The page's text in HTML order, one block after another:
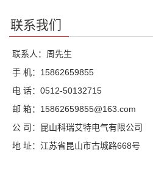
联系我们
联系人：周先生
手 机：15862659855
电 话：0512-50132715
邮 箱：15862659855@163.com
公 司：昆山科瑞艾特电气有限公司
地 址：江苏省昆山市古城路668号